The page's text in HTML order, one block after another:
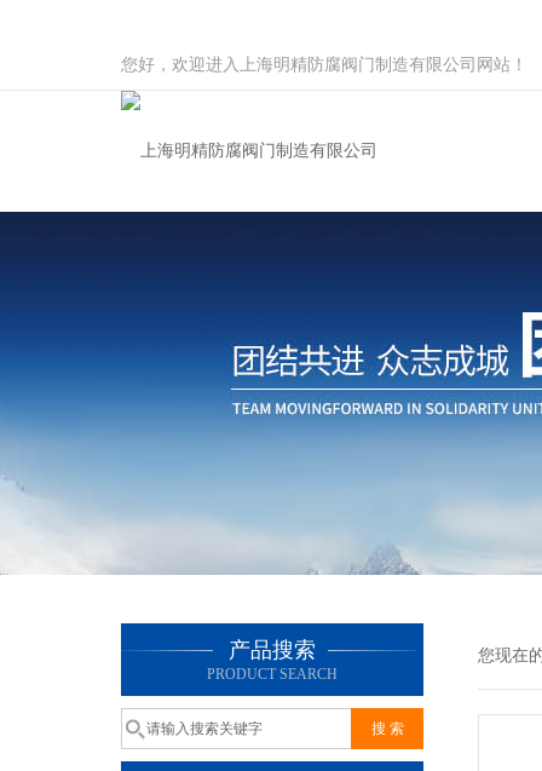
您好，欢迎进入上海明精防腐阀门制造有限公司网站！
产品搜索
PRODUCT SEARCH
您现在